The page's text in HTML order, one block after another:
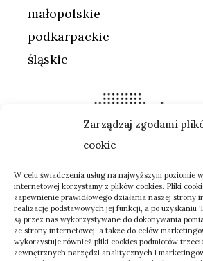
Zarządzaj zgodami
cookie
W celu świadczenia usług na najwyższym poziomie
internetowej korzystamy z plików cookies. Pliki
zapewnienie prawidłowego działania naszej strony
realizację podstawowych jej funkcji, a po uzyskaniu
są przez nas wykorzystywane do dokonywania
ze strony internetowej, a także do celów
wykorzystuje również pliki cookies podmiotów
zewnętrznych narzędzi analitycznych i
małopolskie
podkarpackie
śląskie